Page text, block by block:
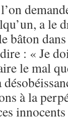
a le
bâton
: « Je
le mal
à la